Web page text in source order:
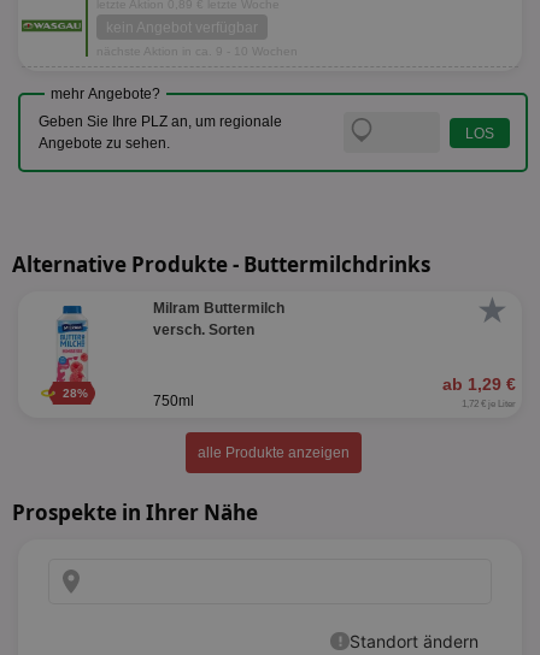
letzte Aktion 0,89 € letzte Woche
kein Angebot verfügbar
nächste Aktion in ca. 9 - 10 Wochen
mehr Angebote?
Geben Sie Ihre PLZ an, um regionale
Angebote zu sehen.
Alternative Produkte - Buttermilchdrinks
★
28%
Milram Buttermilch
versch. Sorten
ab 1,29 €
750ml 1,72 € je Liter
alle Produkte anzeigen
Prospekte in Ihrer Nähe